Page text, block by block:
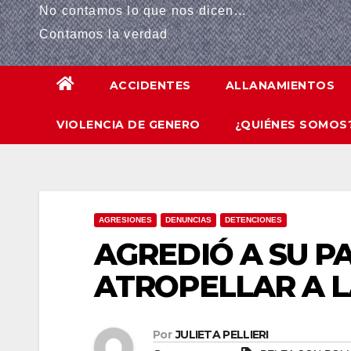
No contamos lo que nos dicen...
Contamos la verdad
ACCIDENTES ALLANAMIENTOS
VIOLENCIA DE GENERO ¿QUIÉNES
AGRESIONES DENUNCIAS DETENCIONES
AGREDIÓ A SU
ATROPELLAR A
Por JULIETA PELLIERI